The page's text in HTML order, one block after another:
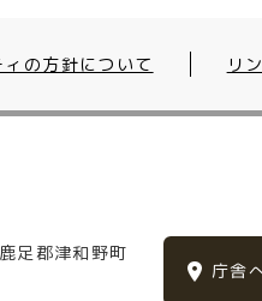
の方針について リ
足郡津和野町
庁舎